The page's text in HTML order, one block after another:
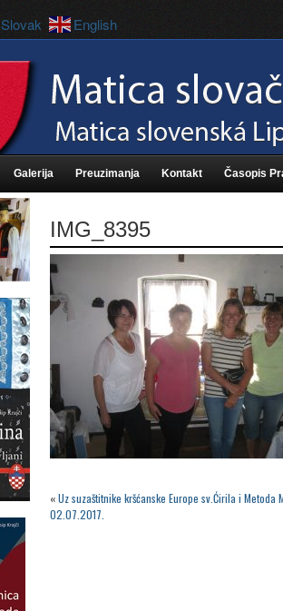
Galerija Preuzimanja Kontakt Časopis
IMG_8395
«Uz suzaštitnike kršćanske Europe sv.Ćirila i
02.07.2017.
Slovak English